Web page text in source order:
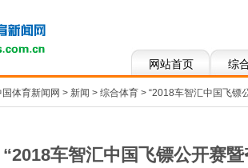
网站首页 综
国体育新闻网 > 新闻 > 综合体育 > “2018车智汇中国飞镖
“2018车智汇中国飞镖公开赛